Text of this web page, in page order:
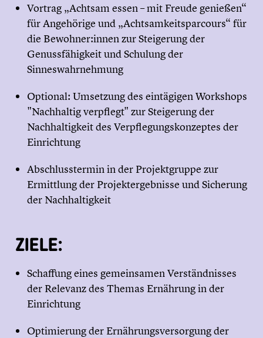
Vortrag „Achtsam essen – mit Freude genießen“
für Angehörige und „Achtsamkeitsparcours“ für
die Bewohner:innen zur Steigerung der
Genussfähigkeit und Schulung der
Sinneswahrnehmung
Optional: Umsetzung des eintägigen Workshops
"Nachhaltig verpflegt" zur Steigerung der
Nachhaltigkeit des Verpflegungskonzeptes der
Einrichtung
Abschlusstermin in der Projektgruppe zur
Ermittlung der Projektergebnisse und Sicherung
der Nachhaltigkeit
ZIELE:
Schaffung eines gemeinsamen Verständnisses
der Relevanz des Themas Ernährung in der
Einrichtung
Optimierung der Ernährungsversorgung der